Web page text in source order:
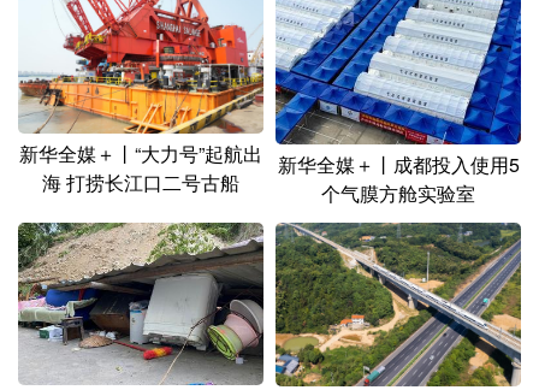
新疆 内蒙古 黑龙江
多语种频道
English Español Français عربى
Русский язык 日本語 한국어
Deutsch Português
新华全媒＋丨“大力号”起航出
海 打捞长江口二号古船
新华全媒＋丨成都投入使用5
个气膜方舱实验室